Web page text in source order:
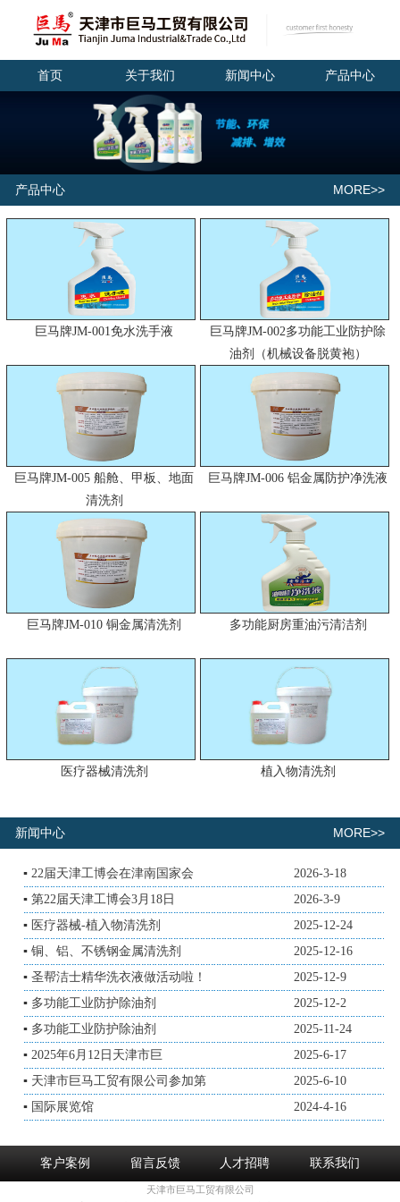
首页 关于我们 新闻中心 产品中心
产品中心 MORE>>
巨马牌JM-001免水洗手液
巨马牌JM-002多功能工业防护除
油剂（机械设备脱黄袍）
巨马牌JM-005 船舱、甲板、地面
清洗剂
巨马牌JM-006 铝金属防护净洗液
巨马牌JM-010 铜金属清洗剂 多功能厨房重油污清洁剂
医疗器械清洗剂 植入物清洗剂
新闻中心 MORE>>
▪ 22届天津工博会在津南国家会
2026-3-18
▪第22届天津工博会3月18日
2026-3-9
▪ 医疗器械-植入物清洗剂
2025-12-24
▪铜、铝、不锈钢金属清洗剂
2025-12-16
▪圣帮洁士精华洗衣液做活动啦！
2025-12-9
▪ 多功能工业防护除油剂
2025-12-2
▪ 多功能工业防护除油剂
2025-11-24
▪ 2025年6月12日天津市巨
2025-6-17
▪ 天津市巨马工贸有限公司参加第
2025-6-10
▪ 国际展览馆 2024-4-16
客户案例 留言反馈 人才招聘 联系我们
天津市巨马工贸有限公司